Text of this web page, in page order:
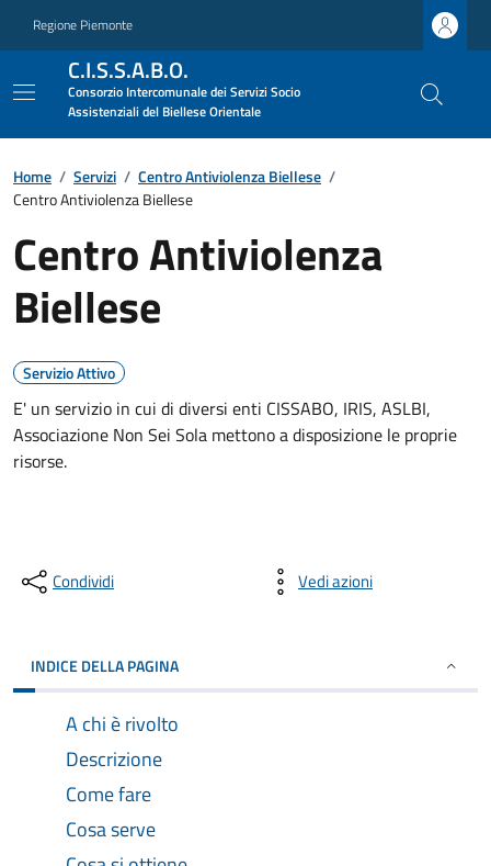
Regione Piemonte
C.I.S.S.A.B.O.
Consorzio Intercomunale dei Servizi Socio
Assistenziali del Biellese Orientale
Home / Servizi / Centro Antiviolenza Biellese /
Centro Antiviolenza Biellese
Centro Antiviolenza
Biellese
Servizio Attivo
E' un servizio in cui di diversi enti CISSABO, IRIS, ASLBI,
Associazione Non Sei Sola mettono a disposizione le proprie
risorse.
Condividi Vedi azioni
INDICE DELLA PAGINA
A chi è rivolto
Descrizione
Come fare
Cosa serve